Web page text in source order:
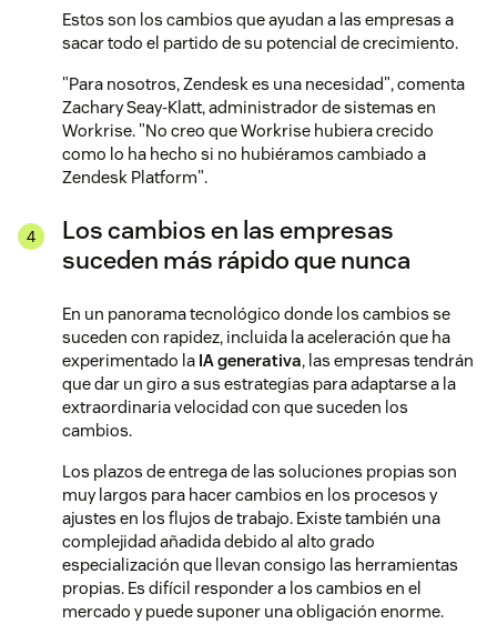
Estos son los cambios que ayudan a las empresas a
sacar todo el partido de su potencial de crecimiento.
"Para nosotros, Zendesk es una necesidad", comenta
Zachary Seay-Klatt, administrador de sistemas en
Workrise. "No creo que Workrise hubiera crecido
como lo ha hecho si no hubiéramos cambiado a
Zendesk Platform".
Los cambios en las empresas
suceden más rápido que nunca
En un panorama tecnológico donde los cambios se
suceden con rapidez, incluida la aceleración que ha
experimentado la IA generativa, las empresas tendrán
que dar un giro a sus estrategias para adaptarse a la
extraordinaria velocidad con que suceden los
cambios.
Los plazos de entrega de las soluciones propias son
muy largos para hacer cambios en los procesos y
ajustes en los flujos de trabajo. Existe también una
complejidad añadida debido al alto grado
especialización que llevan consigo las herramientas
propias. Es difícil responder a los cambios en el
mercado y puede suponer una obligación enorme.